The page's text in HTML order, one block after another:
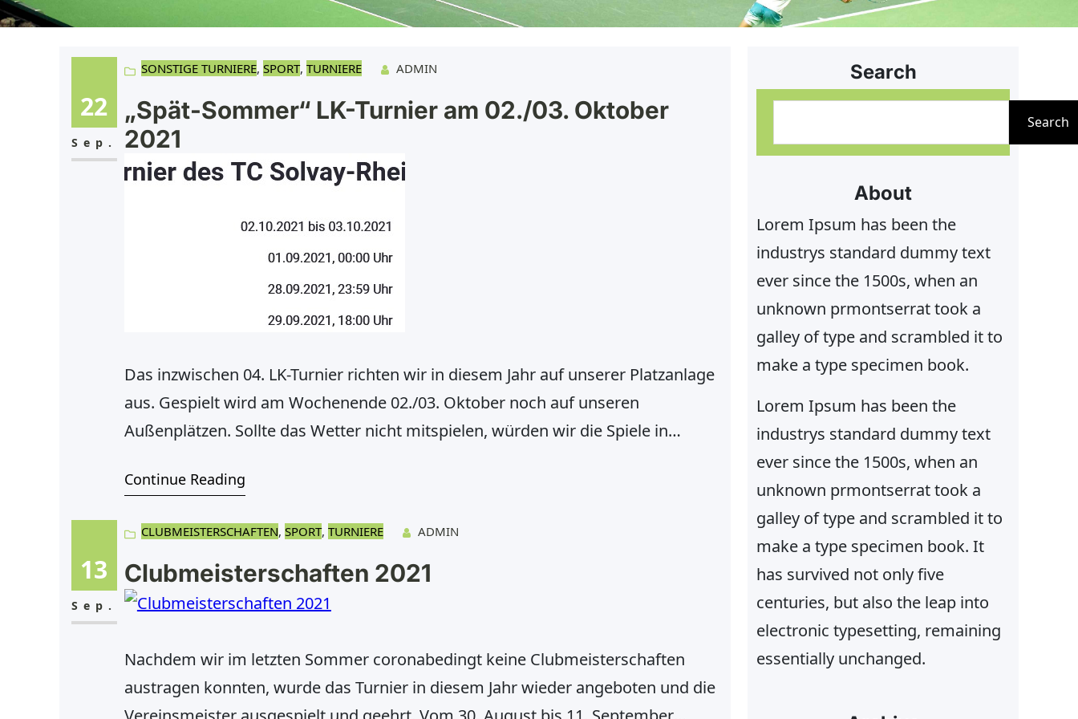
22
Sep.
SONSTIGE TURNIERE, SPORT, TURNIERE ADMIN
„Spät-Sommer“ LK-Turnier am 02./03. Oktober
2021
Das inzwischen 04. LK-Turnier richten wir in diesem Jahr auf unserer Platzanlage
aus. Gespielt wird am Wochenende 02./03. Oktober noch auf unseren
Außenplätzen. Sollte das Wetter nicht mitspielen, würden wir die Spiele in
die Asche draußen, ausgestattet ist. Unsere Clubwirte Marlene und Manfred
Continue Reading
13
Sep.
CLUBMEISTERSCHAFTEN, SPORT, TURNIERE ADMIN
Clubmeisterschaften 2021
Nachdem wir im letzten Sommer coronabedingt keine Clubmeisterschaften
austragen konnten, wurde das Turnier in diesem Jahr wieder angeboten und die
Search
c
e
n
Search
About
Lorem Ipsum has been the
industrys standard dummy text
ever since the 1500s, when an
unknown prmontserrat took a
galley of type and scrambled it to
make a type specimen book.
Lorem Ipsum has been the
industrys standard dummy text
ever since the 1500s, when an
unknown prmontserrat took a
galley of type and scrambled it to
make a type specimen book. It
has survived not only five
centuries, but also the leap into
electronic typesetting, remaining
essentially unchanged.